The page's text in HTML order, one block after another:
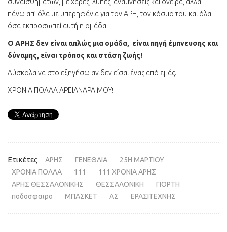
πάνω απ’ όλα με υπερηφάνια για τον ΑΡΗ, τον κόσμο του και όλα
όσα εκπροσωπεί αυτή η ομάδα.
Ο ΑΡΗΣ δεν είναι απλώς μια ομάδα, είναι πηγή έμπνευσης και
δύναμης, είναι τρόπος και στάση ζωής!
Δύσκολα να στο εξηγήσω αν δεν είσαι ένας από εμάς.
ΧΡΟΝΙΑ ΠΟΛΛΑ ΑΡΕΙΑΝΑΡΑ ΜΟΥ!
Ετικέτες ΑΡΗΣ ΓΕΝΕΘΛΙΑ
25Η ΜΑΡΤΙΟΥ
ΧΡΟΝΙΑ ΠΟΛΛΑ
111
111 ΧΡΟΝΙΑ ΑΡΗΣ
ΑΡΗΣ ΘΕΣΣΑΛΟΝΙΚΗΣ
ΘΕΣΣΑΛΟΝΙΚΗ
ΓΙΟΡΤΗ
ποδοσφαιρο
ΜΠΑΣΚΕΤ ΑΣ ΕΡΑΣΙΤΕΧΝΗΣ